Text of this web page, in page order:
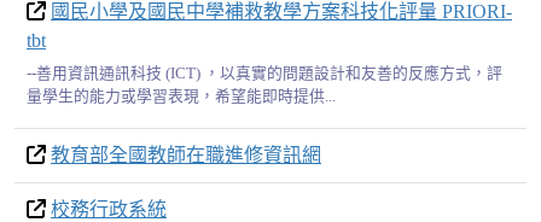
國民小學及國民中學補救教學方案科技化評量 PRIORI-
tbt
--善用資訊通訊科技 (ICT) ，以真實的問題設計和友善的反應方式，評
量學生的能力或學習表現，希望能即時提供...
教育部全國教師在職進修資訊網
校務行政系統